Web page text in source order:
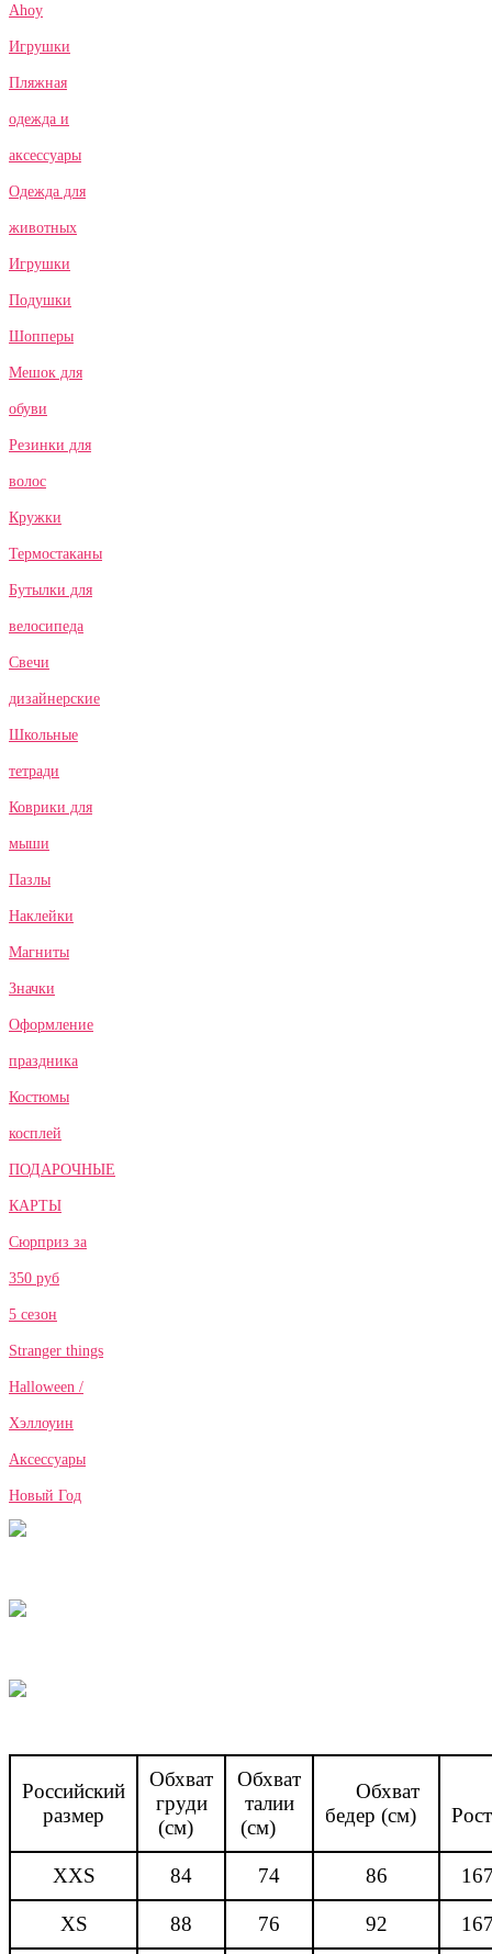
Ahoy
Игрушки
Пляжная
одежда и
аксессуары
Одежда для
животных
Игрушки
Подушки
Шопперы
Мешок для
обуви
Резинки для
волос
Кружки
Термостаканы
Бутылки для
велосипеда
Свечи
дизайнерские
Школьные
тетради
Коврики для
мыши
Пазлы
Наклейки
Магниты
Значки
Оформление
праздника
Костюмы
косплей
ПОДАРОЧНЫЕ
КАРТЫ
Сюрприз за
350 руб
5 сезон
Stranger things
Halloween /
Хэллоуин
Аксессуары
Новый Год
Российский
размер
Обхват
груди
(см)
Обхват
талии
(см)
Обхват
бедер (см)
XXS 84 74 86
XS 88 76 92